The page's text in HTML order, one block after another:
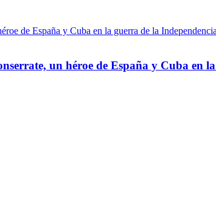
un héroe de España y Cuba en